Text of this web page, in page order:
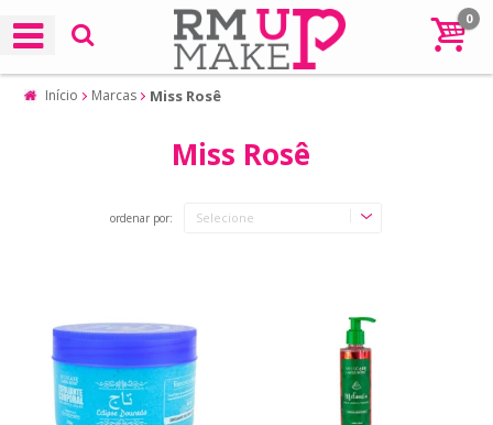
0
Início Marcas Miss Rosê
Miss Rosê
ordenar por: